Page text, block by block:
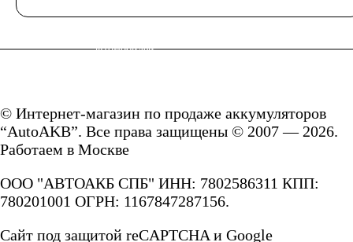
автомобилей
Недорогие
аккумуляторы
© Интернет-магазин по продаже аккумуляторов
“AutoAKB”. Все права защищены © 2007 — 2026.
Работаем в Москве
ООО "АВТОАКБ СПБ" ИНН: 7802586311 КПП:
780201001 ОГРН: 1167847287156.
Сайт под защитой reCAPTCHA и Google